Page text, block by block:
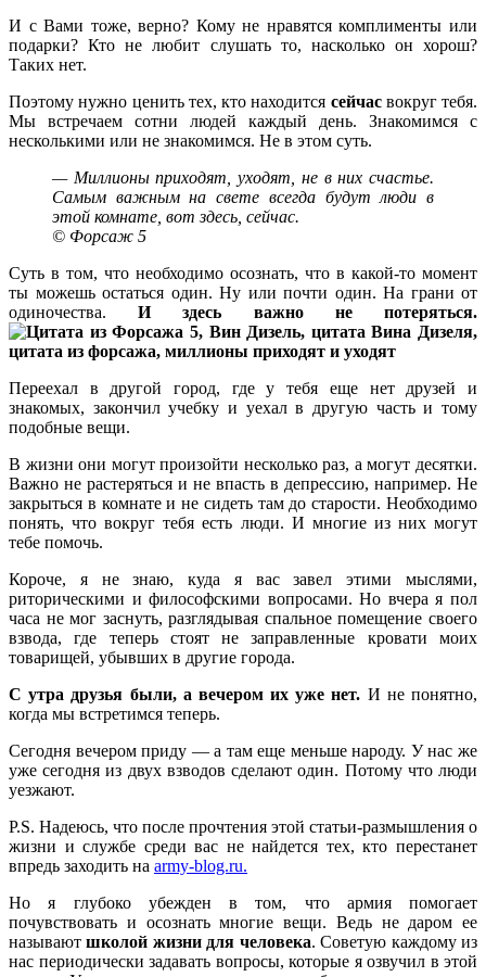
И с Вами тоже, верно? Кому не нравятся комплименты или
подарки? Кто не любит слушать то, насколько он хорош?
Таких нет.
Поэтому нужно ценить тех, кто находится сейчасвокруг тебя.
Мы встречаем сотни людей каждый день. Знакомимся с
несколькими или не знакомимся. Не в этом суть.
— Миллионы приходят, уходят, не в них счастье.
Самым важным на свете всегда будут люди в
этой комнате, вот здесь, сейчас.
© Форсаж 5
Суть в том, что необходимо осознать, что в какой-то момент
ты можешь остаться один. Ну или почти один. На грани от
одиночества.И здесь важно не потеряться.
Переехал в другой город, где у тебя еще нет друзей и
знакомых, закончил учебку и уехал в другую часть и тому
подобные вещи.
В жизни они могут произойти несколько раз, а могут десятки.
Важно не растеряться и не впасть в депрессию, например. Не
закрыться в комнате и не сидеть там до старости. Необходимо
понять, что вокруг тебя есть люди. И многие из них могут
тебе помочь.
Короче, я не знаю, куда я вас завел этими мыслями,
риторическими и философскими вопросами. Но вчера я пол
часа не мог заснуть, разглядывая спальное помещение своего
взвода, где теперь стоят не заправленные кровати моих
товарищей, убывших в другие города.
С утра друзья были, а вечером их уже нет. И не понятно,
когда мы встретимся теперь.
Сегодня вечером приду — а там еще меньше народу. У нас же
уже сегодня из двух взводов сделают один. Потому что люди
уезжают.
P.S. Надеюсь, что после прочтения этой статьи-размышления о
жизни и службе среди вас не найдется тех, кто перестанет
впредь заходить на army-blog.ru.
Но я глубоко убежден в том, что армия помогает
почувствовать и осознать многие вещи. Ведь не даром ее
называютшколой жизни для человека. Советую каждому из
нас периодически задавать вопросы, которые я озвучил в этой